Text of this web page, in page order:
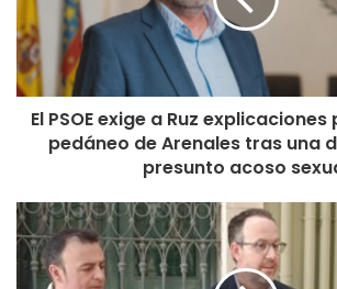
u
E
m
a
l
El PSOE exige a Ruz
pedáneo de Arenales tras una
presunto acoso